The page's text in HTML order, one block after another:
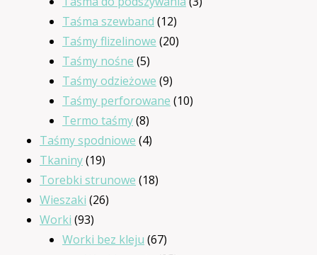
Taśma szewband 1212
produktów
Taśmy flizelinowe 2020
Taśmy nośne 55
produktów
Taśmy odzieżowe 99
produktów
Taśmy perforowane 1010
Termo taśmy 88
produktów
Taśmy spodniowe 44
Tkaniny 1919
produktów
Torebki strunowe 1818
Wieszaki 2626
Worki 9393
produkty
Worki bez kleju 6767